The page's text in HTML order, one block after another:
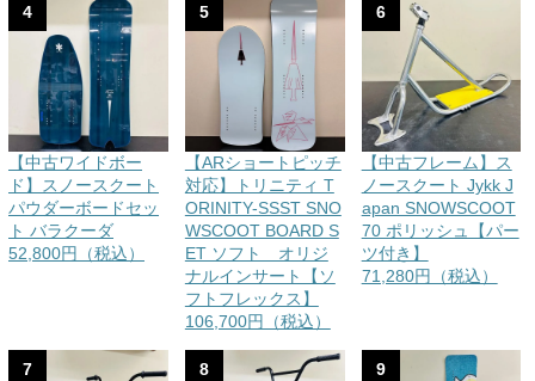
4
【中古ワイドボー
ド】スノースクート
パウダーボードセッ
ト バラクーダ
52,800円（税込）
5
【ARショートピッチ
対応】トリニティ T
ORINITY-SSST SNO
WSCOOT BOARD S
ET ソフト オリジ
ナルインサート【ソ
フトフレックス】
106,700円（税込）
6
【中古フレーム】ス
ノースクート Jykk J
apan SNOWSCOOT
70 ポリッシュ【パー
ツ付き】
71,280円（税込）
7 8 9